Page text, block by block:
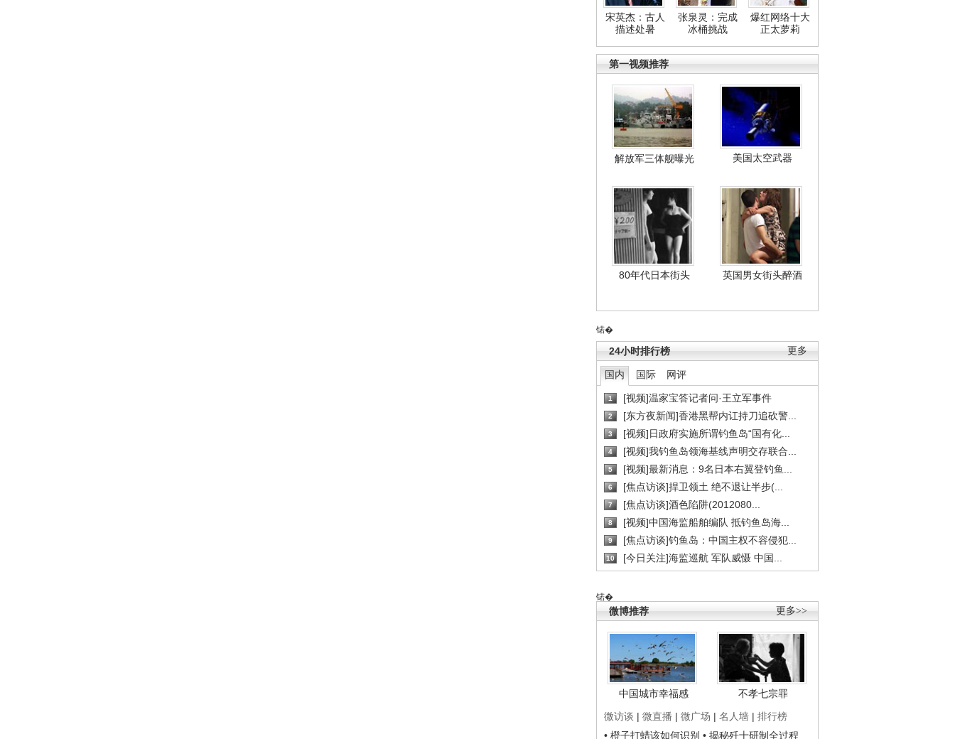
宋英杰：古人
描述处暑
张泉灵：完成
冰桶挑战
爆红网络十大
正太萝莉
第一视频推荐
解放军三体舰曝光 美国太空武器
80年代日本街头 英国男女街头醉酒
锘�
更多
24小时排行榜
国内 国际 网评
1 [视频]温家宝答记者问·王立军事件
2 [东方夜新闻]香港黑帮内讧持刀追砍警...
3 [视频]日政府实施所谓钓鱼岛“国有化...
4 [视频]我钓鱼岛领海基线声明交存联合...
5 [视频]最新消息：9名日本右翼登钓鱼...
6 [焦点访谈]捍卫领土 绝不退让半步(...
7 [焦点访谈]酒色陷阱(2012080...
8 [视频]中国海监船舶编队 抵钓鱼岛海...
9 [焦点访谈]钓鱼岛：中国主权不容侵犯...
10 [今日关注]海监巡航 军队威慑 中国...
锘�
更多>>
微博推荐
中国城市幸福感
不孝七宗罪
微访谈 | 微直播 | 微广场 | 名人墙 | 排行榜
• 橙子打蜡该如何识别 • 揭秘歼十研制全过程